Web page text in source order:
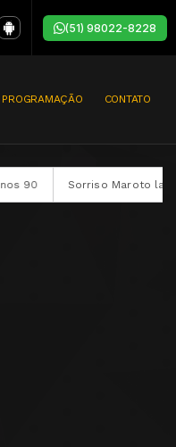
(51) 98022-8228
PROGRAMAÇÃO CONTATO
Sorriso Maroto lança